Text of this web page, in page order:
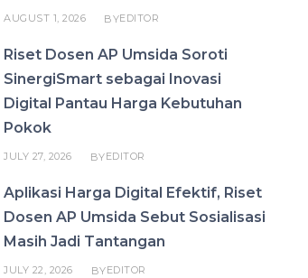
AUGUST 1, 2026 BYEDITOR
Riset Dosen AP Umsida Soroti
SinergiSmart sebagai Inovasi
Digital Pantau Harga Kebutuhan
Pokok
JULY 27, 2026 BYEDITOR
Aplikasi Harga Digital Efektif, Riset
Dosen AP Umsida Sebut Sosialisasi
Masih Jadi Tantangan
JULY 22, 2026 BYEDITOR